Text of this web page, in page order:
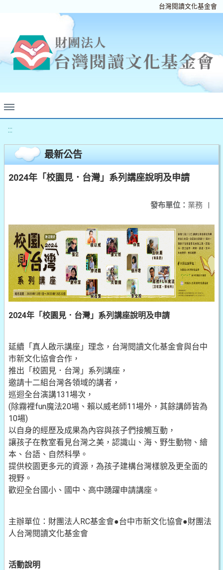
台灣閱讀文化基金會
:::
最新公告
2024年「校園見．台灣」系列講座說明及申請
發布單位： 業務 |
2024年「校園見．台灣」系列講座說明及申請
延續「真人啟示講座」理念，台灣閱讀文化基金會與台中
市新文化協會合作，
推出「校園見．台灣」系列講座，
邀請十二組台灣各領域的講者，
巡迴全台演講131場次，
(除霧裡fun魔法20場、賴以威老師11場外，其餘講師皆為
10場)
以自身的經歷及成果為內容與孩子們接觸互動，
讓孩子在教室看見台灣之美，認識山、海、野生動物、繪
本、台語、自然科學。
提供校園更多元的資源，為孩子建構台灣樣貌及更全面的
視野。
歡迎全台國小、國中、高中踴躍申請講座。
主辦單位：財團法人RC基金會●台中市新文化協會●財團法
人台灣閱讀文化基金會
活動說明